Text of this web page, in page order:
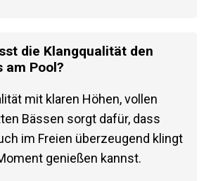
die Klangqualität den
am Pool?
mit klaren Höhen, vollen
Bässen sorgt dafür, dass
im Freien überzeugend klingt
genießen kannst.